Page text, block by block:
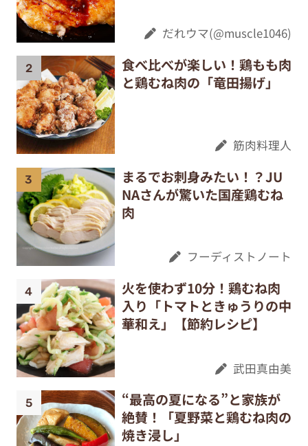
だれウマ(@muscle1046)
食べ比べが楽しい！鶏もも肉
と鶏むね肉の「竜田揚げ」
筋肉料理人
まるでお刺身みたい！？JU
NAさんが驚いた国産鶏むね
肉
フーディストノート
火を使わず10分！鶏むね肉
入り「トマトときゅうりの中
華和え」【節約レシピ】
武田真由美
“最高の夏になる”と家族が
絶賛！「夏野菜と鶏むね肉の
焼き浸し」